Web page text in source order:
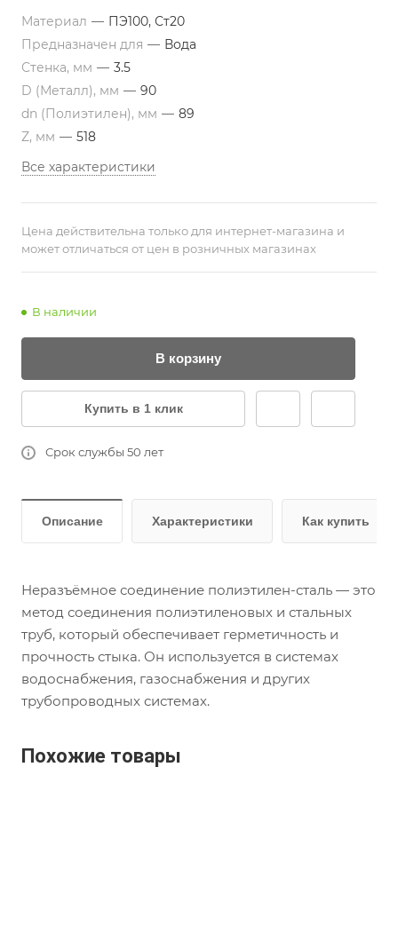
Материал — ПЭ100, Ст20
Предназначен для — Вода
Стенка, мм — 3.5
D (Металл), мм — 90
dn (Полиэтилен), мм — 89
Z, мм — 518
Все характеристики
Цена действительна только для интернет-магазина и
может отличаться от цен в розничных магазинах
В наличии
В корзину
Купить в 1 клик
Срок службы 50 лет
Описание Характеристики Как купить
Неразъёмное соединение полиэтилен-сталь — это
метод соединения полиэтиленовых и стальных
труб, который обеспечивает герметичность и
прочность стыка. Он используется в системах
водоснабжения, газоснабжения и других
трубопроводных системах.
Похожие товары